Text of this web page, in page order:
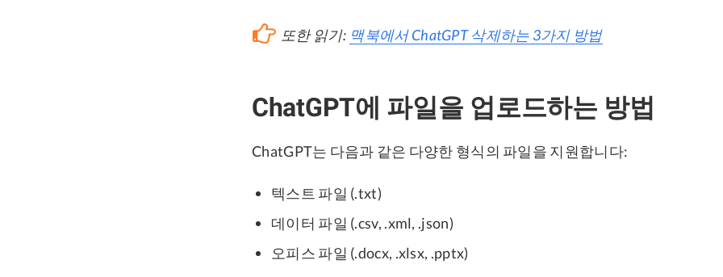
또한 읽기: 맥북에서 ChatGPT 삭제하는 3가지 방법
ChatGPT에 파일을 업로드하는 방법
ChatGPT는 다음과 같은 다양한 형식의 파일을 지원합니다:
텍스트 파일 (.txt)
데이터 파일 (.csv, .xml, .json)
오피스 파일 (.docx, .xlsx, .pptx)